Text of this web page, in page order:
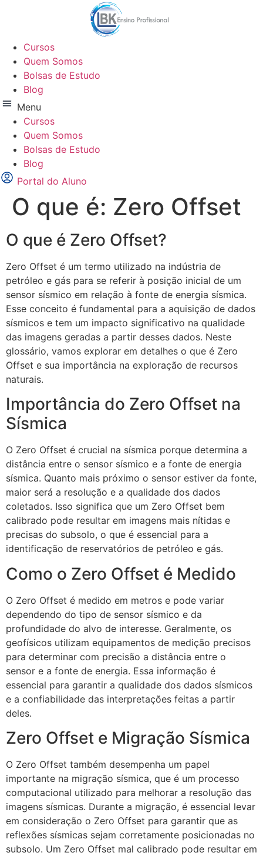
conteúdo
Cursos
Quem Somos
Bolsas de Estudo
Blog
Menu
Cursos
Quem Somos
Bolsas de Estudo
Blog
Portal do Aluno
O que é: Zero Offset
O que é Zero Offset?
Zero Offset é um termo utilizado na indústria de
petróleo e gás para se referir à posição inicial de um
sensor sísmico em relação à fonte de energia sísmica.
Esse conceito é fundamental para a aquisição de dados
sísmicos e tem um impacto significativo na qualidade
das imagens geradas a partir desses dados. Neste
glossário, vamos explorar em detalhes o que é Zero
Offset e sua importância na exploração de recursos
naturais.
Importância do Zero Offset na
Sísmica
O Zero Offset é crucial na sísmica porque determina a
distância entre o sensor sísmico e a fonte de energia
sísmica. Quanto mais próximo o sensor estiver da fonte,
maior será a resolução e a qualidade dos dados
coletados. Isso significa que um Zero Offset bem
calibrado pode resultar em imagens mais nítidas e
precisas do subsolo, o que é essencial para a
identificação de reservatórios de petróleo e gás.
Como o Zero Offset é Medido
O Zero Offset é medido em metros e pode variar
dependendo do tipo de sensor sísmico e da
profundidade do alvo de interesse. Geralmente, os
geofísicos utilizam equipamentos de medição precisos
para determinar com precisão a distância entre o
sensor e a fonte de energia. Essa informação é
essencial para garantir a qualidade dos dados sísmicos
e a confiabilidade das interpretações feitas a partir
deles.
Zero Offset e Migração Sísmica
O Zero Offset também desempenha um papel
importante na migração sísmica, que é um processo
computacional utilizado para melhorar a resolução das
imagens sísmicas. Durante a migração, é essencial levar
em consideração o Zero Offset para garantir que as
reflexões sísmicas sejam corretamente posicionadas no
subsolo. Um Zero Offset mal calibrado pode resultar em